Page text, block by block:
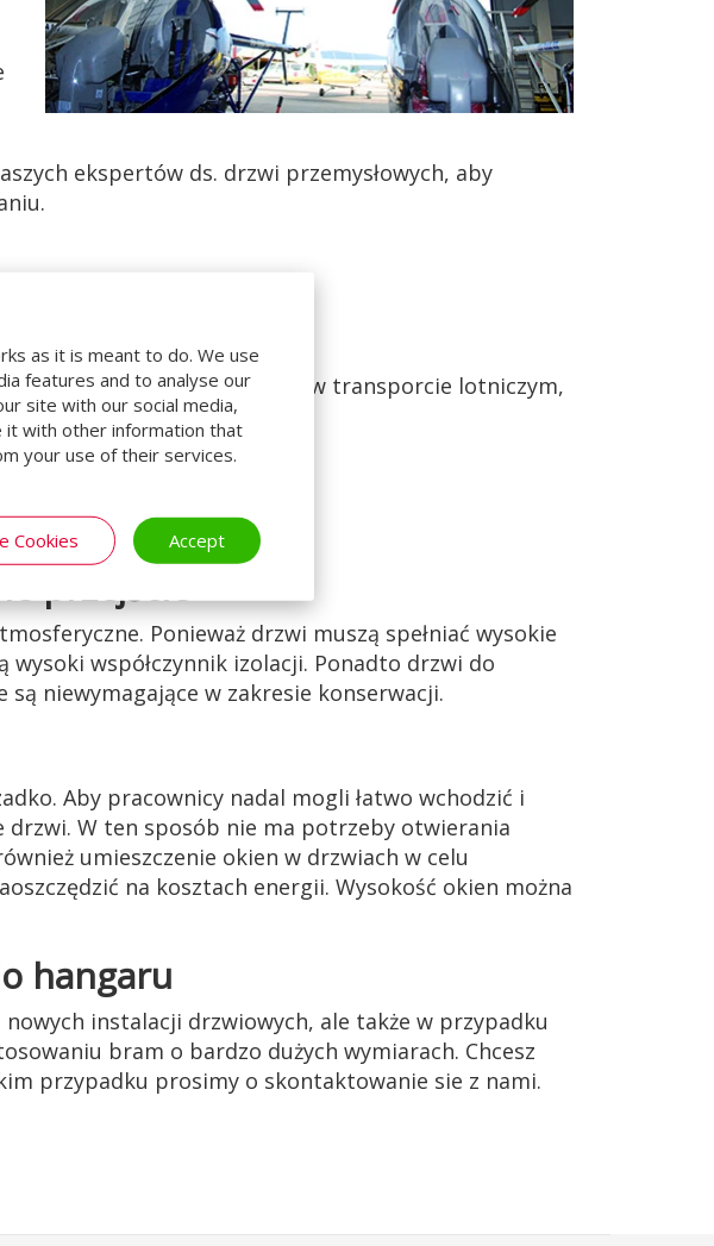
as it is meant to do. We use
features and to analyse our
site with our social media,
it with other information that
your use of their services.
Cookies Accept
ekspertów ds. drzwi przemysłowych, aby
te są często stosowane w transporcie lotniczym,
przejście
Ponieważ drzwi muszą spełniać wysokie
współczynnik izolacji. Ponadto drzwi do
niewymagające w zakresie konserwacji.
Aby pracownicy nadal mogli łatwo wchodzić i
drzwi. W ten sposób nie ma potrzeby otwierania
umieszczenie okien w drzwiach w celu
na kosztach energii. Wysokość okien można
hangaru
instalacji drzwiowych, ale także w przypadku
bram o bardzo dużych wymiarach. Chcesz
przypadku prosimy o skontaktowanie sie z nami.